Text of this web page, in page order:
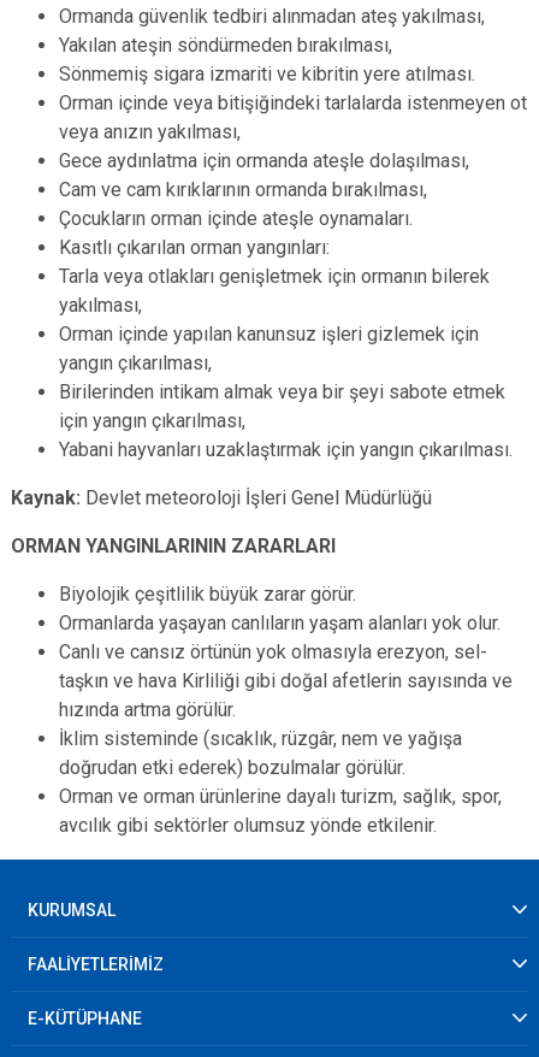
Ormanda güvenlik tedbiri alınmadan ateş yakılması,
Yakılan ateşin söndürmeden bırakılması,
Sönmemiş sigara izmariti ve kibritin yere atılması.
Orman içinde veya bitişiğindeki tarlalarda istenmeyen ot
veya anızın yakılması,
Gece aydınlatma için ormanda ateşle dolaşılması,
Cam ve cam kırıklarının ormanda bırakılması,
Çocukların orman içinde ateşle oynamaları.
Kasıtlı çıkarılan orman yangınları:
Tarla veya otlakları genişletmek için ormanın bilerek
yakılması,
Orman içinde yapılan kanunsuz işleri gizlemek için
yangın çıkarılması,
Birilerinden intikam almak veya bir şeyi sabote etmek
için yangın çıkarılması,
Yabani hayvanları uzaklaştırmak için yangın çıkarılması.
Kaynak: Devlet meteoroloji İşleri Genel Müdürlüğü
ORMAN YANGINLARININ ZARARLARI
Biyolojik çeşitlilik büyük zarar görür.
Ormanlarda yaşayan canlıların yaşam alanları yok olur.
Canlı ve cansız örtünün yok olmasıyla erezyon, sel-
taşkın ve hava Kirliliği gibi doğal afetlerin sayısında ve
hızında artma görülür.
İklim sisteminde (sıcaklık, rüzgâr, nem ve yağışa
doğrudan etki ederek) bozulmalar görülür.
Orman ve orman ürünlerine dayalı turizm, sağlık, spor,
avcılık gibi sektörler olumsuz yönde etkilenir.
KURUMSAL
FAALİYETLERİMİZ
E-KÜTÜPHANE